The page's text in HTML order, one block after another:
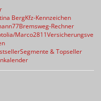
Kfz-Kennzeichen
Bremsweg-Rechner
Segmente & Topseller